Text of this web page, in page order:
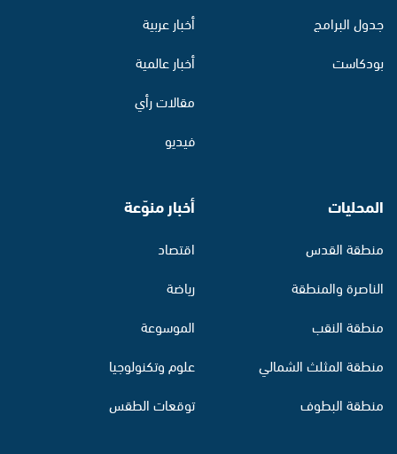
جدول البرامج
بودكاست
أخبار عربية
أخبار عالمية
مقالات رأي
فيديو
المحليات
منطقة القدس
الناصرة والمنطقة
منطقة النقب
منطقة المثلث الشمالي
منطقة البطوف
أخبار منوّعة
اقتصاد
رياضة
الموسوعة
علوم وتكنولوجيا
توقعات الطقس